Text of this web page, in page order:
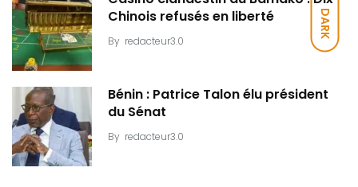
DARK
Chinois refusés en liberté
By redacteur3.0
Bénin : Patrice Talon élu président
du Sénat
By redacteur3.0